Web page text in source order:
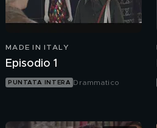
MADE IN ITALY
Episodio 1
PUNTATA INTERA Drammatico